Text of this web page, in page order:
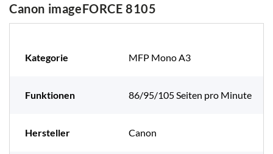
Canon imageFORCE 8105
Kategorie MFP Mono A3
Funktionen 86/95/105 Seiten pro Minute
Hersteller Canon